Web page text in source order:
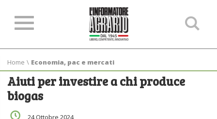
Home \ Economia, pac e mercati
Aiuti per investire a chi produce
biogas
24 Ottobre 2024